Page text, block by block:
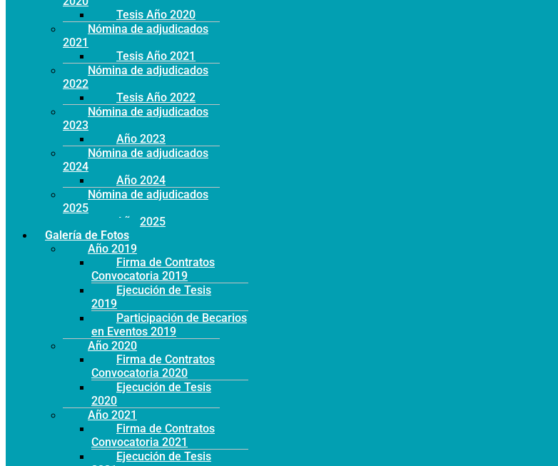
Tesis Año 2020
Nómina de adjudicados
2021
Tesis Año 2021
Nómina de adjudicados
2022
Tesis Año 2022
Nómina de adjudicados
2023
Año 2023
Nómina de adjudicados
2024
Año 2024
Nómina de adjudicados
2025
Año 2025
Galería de Fotos
Año 2019
Firma de Contratos
Convocatoria 2019
Ejecución de Tesis
2019
Participación de Becarios
en Eventos 2019
Año 2020
Firma de Contratos
Convocatoria 2020
Ejecución de Tesis
2020
Año 2021
Firma de Contratos
Convocatoria 2021
Ejecución de Tesis